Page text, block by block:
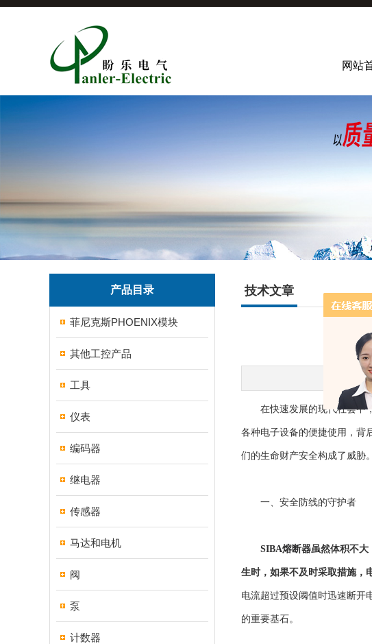
网站
产品目录
菲尼克斯PHOENIX模块
其他工控产品
工具
仪表
编码器
继电器
传感器
马达和电机
阀
泵
计数器
技术文章
在快速发展的现代社会中，
各种电子设备的便捷使用，背
们的生命财产安全构成了威胁
一、安全防线的守护者
SIBA熔断器虽然体积不大
生时，如果不及时采取措施，
电流超过预设阈值时迅速断开
的重要基石。